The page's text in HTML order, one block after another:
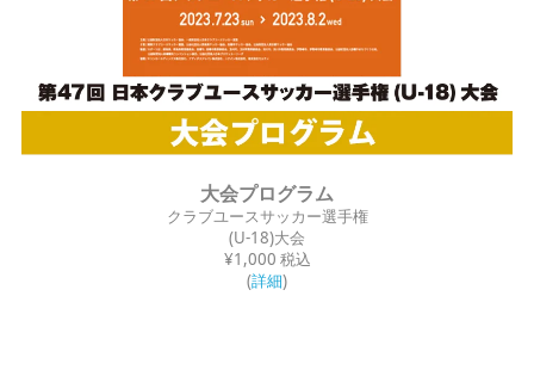
大会プログラム
クラブユースサッカー選手権
(U-18)大会
¥1,000 税込
(詳細)